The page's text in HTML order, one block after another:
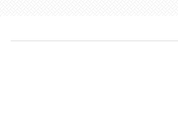
Blocs
Résumé de section